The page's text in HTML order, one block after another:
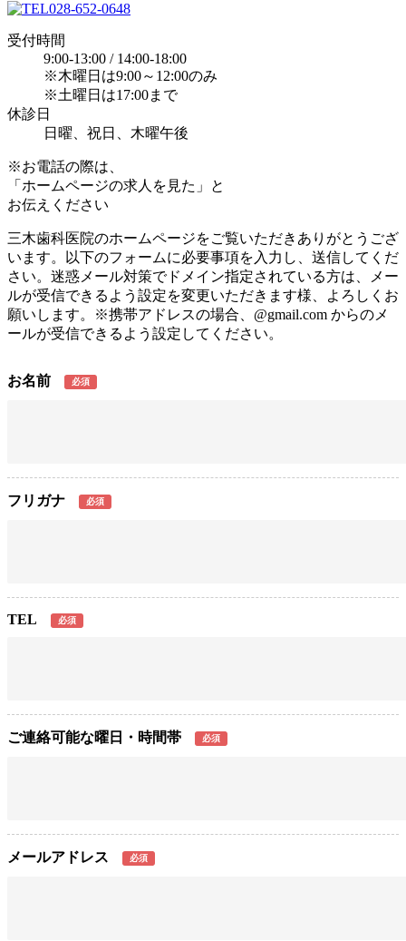
028-652-0648
受付時間
9:00-13:00 / 14:00-18:00
※木曜日は9:00～12:00のみ
※土曜日は17:00まで
休診日
日曜、祝日、木曜午後
※お電話の際は、
「ホームページの求人を見た」と
お伝えください
三木歯科医院のホームページをご覧いただきありがとうござ
います。以下のフォームに必要事項を入力し、送信してくだ
さい。迷惑メール対策でドメイン指定されている方は、メー
ルが受信できるよう設定を変更いただきます様、よろしくお
願いします。※携帯アドレスの場合、@gmail.com からのメ
ールが受信できるよう設定してください。
お名前 必須
フリガナ 必須
TEL 必須
ご連絡可能な曜日・時間帯 必須
メールアドレス 必須